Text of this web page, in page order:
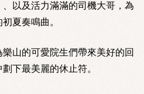
以及活力滿滿的司機大哥，為
夏奏鳴曲。
山的可愛院生們帶來美好的回
下最美麗的休止符。